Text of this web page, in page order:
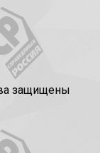
защищены